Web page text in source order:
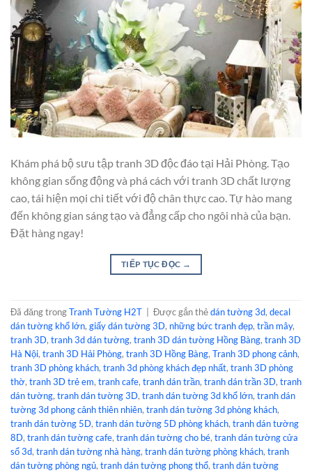
Khám phá bộ sưu tập tranh 3D độc đáo tại Hải Phòng. Tạo
không gian sống động và phá cách với tranh 3D chất lượng
cao, tái hiện mọi chi tiết với độ chân thực cao. Tự hào mang
đến không gian sáng tạo và đẳng cấp cho ngôi nhà của bạn.
Đặt hàng ngay!
TIẾP TỤC ĐỌC →
Đã đăng trongTranh Tường H2T Được gắn thẻdán tường 3d, decal
dán tường khổ lớn, giấy dán tường 3D, những bức tranh đẹp, trần mây,
tranh 3D, tranh 3d dán tường, tranh 3D dán tường Hồng Bàng, tranh 3D
Hà Nội, tranh 3D Hải Phòng, tranh 3D Hồng Bàng, Tranh 3D phong cảnh,
tranh 3D phòng khách, tranh 3d phòng khách đẹp nhất, tranh 3D phòng
thờ, tranh 3D trẻ em, tranh cafe, tranh dán trần, tranh dán trần 3D, tranh
dán tường, tranh dán tường 3D, tranh dán tường 3d khổ lớn, tranh dán
tường 3d phong cảnh thiên nhiên, tranh dán tường 3d phòng khách,
tranh dán tường 5D, tranh dán tường 5D phòng khách, tranh dán tường
8D, tranh dán tường cafe, tranh dán tường cho bé, tranh dán tường cửa
sổ 3d, tranh dán tường nhà hàng, tranh dán tường phòng khách, tranh
dán tường phòng ngủ, tranh dán tường phong thổ, tranh dán tường